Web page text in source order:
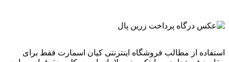
استفاده از مطالب فروشگاه اینترنتی کیان اسمارت فقط برای